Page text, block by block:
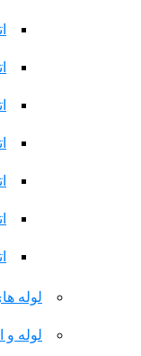
لوله
لوله و